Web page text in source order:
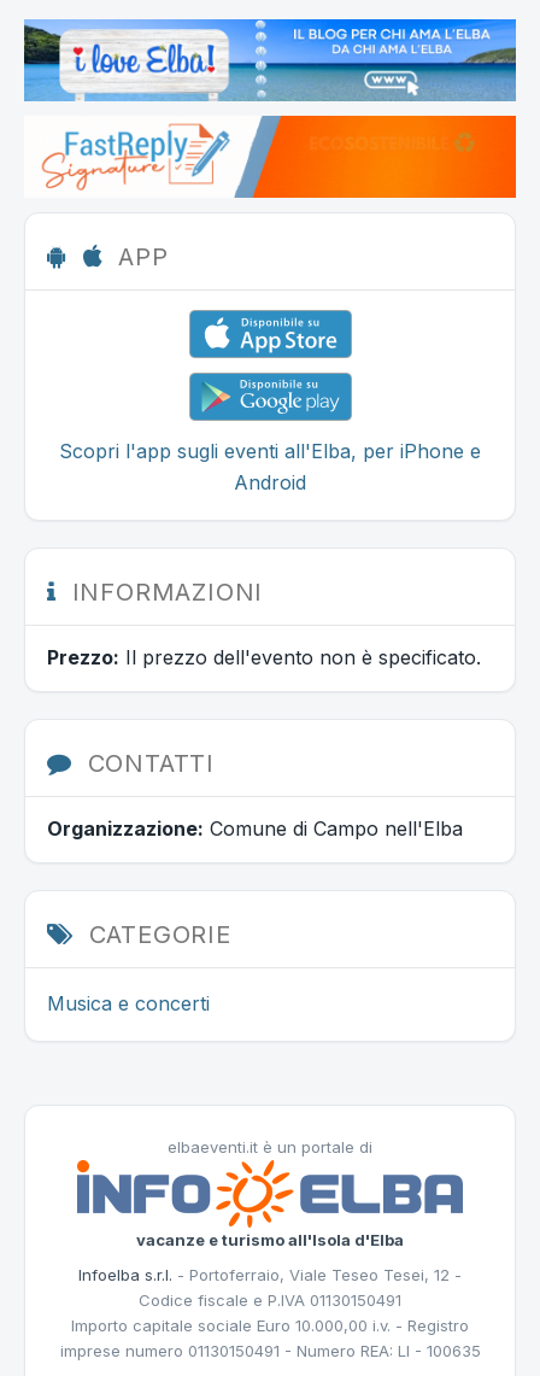
APP
Scopri l'app sugli eventi all'Elba, per iPhone e
Android
INFORMAZIONI
Prezzo: Il prezzo dell'evento non è specificato.
CONTATTI
Organizzazione: Comune di Campo nell'Elba
CATEGORIE
Musica e concerti
elbaeventi.it è un portale di
vacanze e turismo all'Isola d'Elba
Infoelba s.r.l. - Portoferraio, Viale Teseo Tesei, 12 -
Codice fiscale e P.IVA 01130150491
Importo capitale sociale Euro 10.000,00 i.v. - Registro
imprese numero 01130150491 - Numero REA: LI - 100635